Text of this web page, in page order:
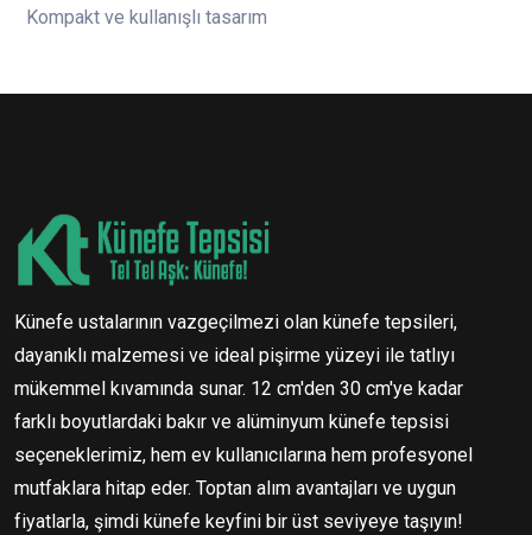
Kompakt ve kullanışlı tasarım
Künefe ustalarının vazgeçilmezi olan künefe tepsileri,
dayanıklı malzemesi ve ideal pişirme yüzeyi ile tatlıyı
mükemmel kıvamında sunar. 12 cm'den 30 cm'ye kadar
farklı boyutlardaki bakır ve alüminyum künefe tepsisi
seçeneklerimiz, hem ev kullanıcılarına hem profesyonel
mutfaklara hitap eder. Toptan alım avantajları ve uygun
fiyatlarla, şimdi künefe keyfini bir üst seviyeye taşıyın!